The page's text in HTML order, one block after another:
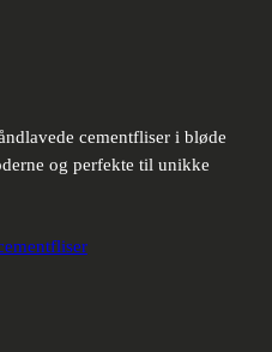
cementfliser i bløde
og perfekte til unikke